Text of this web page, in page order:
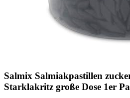
Salmix Salmiakpastillen
Starklakritz große Dose 1er